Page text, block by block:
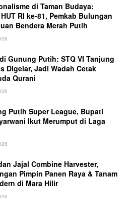
di Taman Budaya:
RI ke-81, Pemkab Bulungan
Bendera Merah Putih
Gunung Putih: STQ VI Tanjung
Digelar, Jadi Wadah Cetak
Qurani
Putih Super League, Bupati
Ikut Merumput di Laga
Jajal Combine Harvester,
Pimpin Panen Raya & Tanam
di Mara Hilir